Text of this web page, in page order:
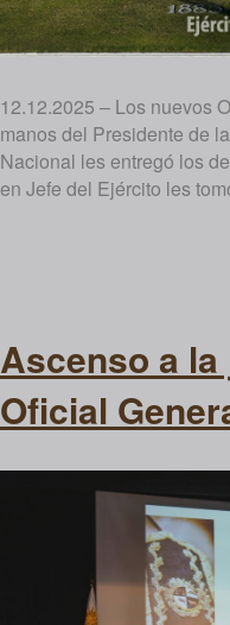
12.12.2025 – Los nuevos
manos del Presidente de
Nacional les entregó los
en Jefe del Ejército les
Ascenso a
Oficial